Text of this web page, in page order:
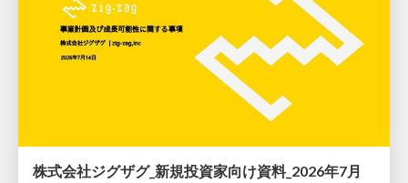
株式会社ジグザグ_新規投資家向け資料_2026年7月